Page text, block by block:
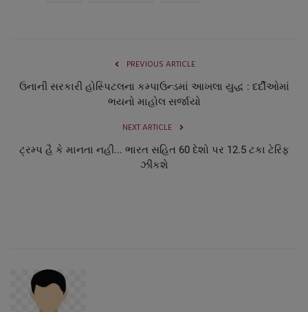
PREVIOUS ARTICLE
ઉનાની સરકારી હોસ્પિટલના કમ્પાઉન્ડમાં આખલા યુદ્ધ : દર્દીઓમાં
ભયનો માહોલ સર્જાયો
NEXT ARTICLE
ટ્રમ્પ હૈ કે માનતા નહીં... ભારત સહિત 60 દેશો પર 12.5 ટકા ટેરિફ
ઝીંકશે